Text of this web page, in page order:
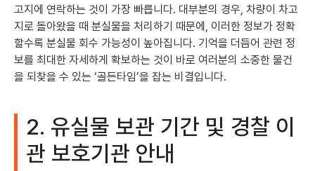
고지에 연락하는 것이 가장 빠릅니다. 대부분의 경우, 차량이 차고
지로 돌아왔을 때 분실물을 처리하기 때문에, 이러한 정보가 정확
할수록 분실물 회수 가능성이 높아집니다. 기억을 더듬어 관련 정
보를 최대한 자세하게 확보하는 것이 바로 여러분의 소중한 물건
을 되찾을 수 있는 ‘골든타임’을 잡는 비결입니다.
2. 유실물 보관 기간 및 경찰 이
관 보호기관 안내